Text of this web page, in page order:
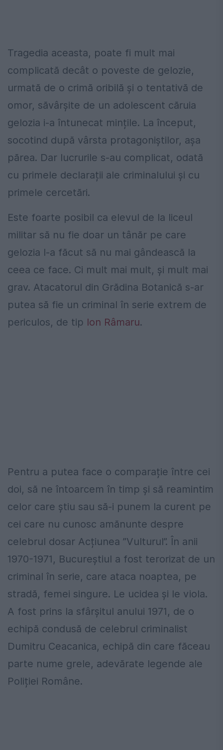
Tragedia aceasta, poate fi mult mai
complicată decât o poveste de gelozie,
urmată de o crimă oribilă și o tentativă de
omor, săvârșite de un adolescent căruia
gelozia i-a întunecat mințile. La început,
socotind după vârsta protagoniștilor, așa
părea. Dar lucrurile s-au complicat, odată
cu primele declarații ale criminalului și cu
primele cercetări.
Este foarte posibil ca elevul de la liceul
militar să nu fie doar un tânăr pe care
gelozia l-a făcut să nu mai gândească la
ceea ce face. Ci mult mai mult, și mult mai
grav. Atacatorul din Grădina Botanică s-ar
putea să fie un criminal în serie extrem de
periculos, de tip Ion Râmaru.
Pentru a putea face o comparație între cei
doi, să ne întoarcem în timp și să reamintim
celor care știu sau să-i punem la curent pe
cei care nu cunosc amănunte despre
celebrul dosar Acțiunea ”Vulturul”. În anii
1970-1971, Bucureștiul a fost terorizat de un
criminal în serie, care ataca noaptea, pe
stradă, femei singure. Le ucidea și le viola.
A fost prins la sfârșitul anului 1971, de o
echipă condusă de celebrul criminalist
Dumitru Ceacanica, echipă din care făceau
parte nume grele, adevărate legende ale
Poliției Române.